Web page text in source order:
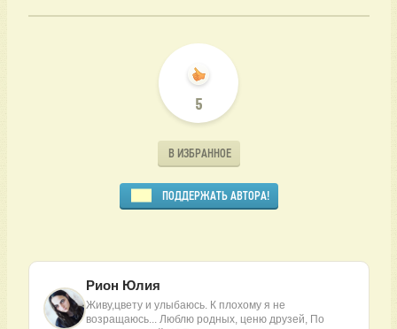
5
В ИЗБРАННОЕ
ПОДДЕРЖАТЬ АВТОРА!
Рион Юлия
Живу,цвету и улыбаюсь. К плохому я не
возращаюсь... Люблю родных, ценю друзей, По